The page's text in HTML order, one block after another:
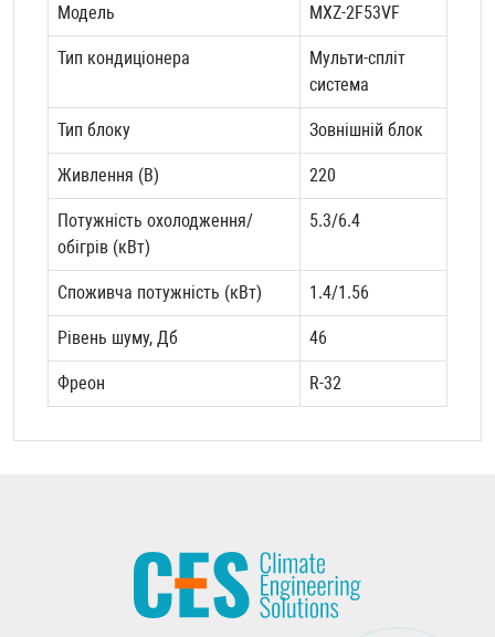
Модель MXZ-2F53VF
Тип кондиціонера
Мульти-спліт
система
Тип блоку Зовнішній блок
Живлення (В) 220
Потужність охолодження/
обігрів (кВт)
5.3/6.4
Споживча потужність (кВт) 1.4/1.56
Рівень шуму, Дб 46
Фреон R-32